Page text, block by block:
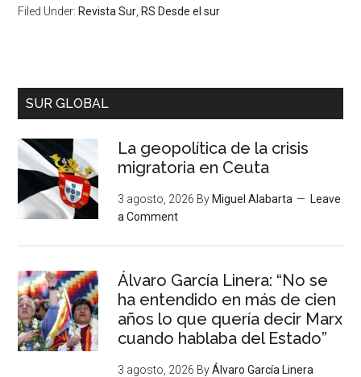
Filed Under: Revista Sur RS Desde el sur
SUR GLOBAL
La geopolítica de la crisis
migratoria en Ceuta
3 agosto, 2026 By Miguel Alabarta
Leave
a Comment
Álvaro García Linera: “No se
ha entendido en más de cien
años lo que quería decir Marx
cuando hablaba del Estado”
3 agosto, 2026 ByÁlvaro García Linera